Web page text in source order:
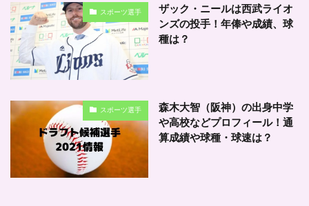
スポーツ選手
ザック・ニールは西武ライオ
ンズの投手！年俸や成績、球
種は？
スポーツ選手
森木大智（阪神）の出身中学
や高校などプロフィール！通
算成績や球種・球速は？